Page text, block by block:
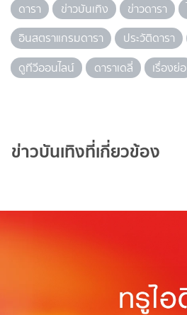
ดารา ข่าวบันเทิง ข่าวดารา
อินสตราแกรมดารา
ประวัติดารา
ดูทีวีออนไลน์
ดาราเดลี่ เรื่องย่อ
ข่าวบันเทิงที่เกี่ยวข้อง